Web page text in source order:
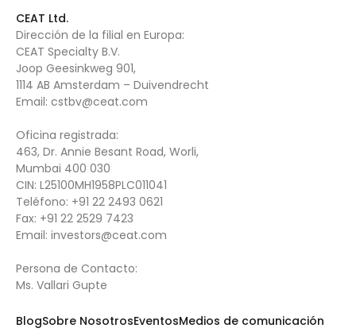
CEAT Ltd.
Dirección de la filial en Europa:
CEAT Specialty B.V.
Joop Geesinkweg 901,
1114 AB Amsterdam – Duivendrecht
Email: cstbv@ceat.com
Oficina registrada:
463, Dr. Annie Besant Road, Worli,
Mumbai 400 030
CIN: L25100MH1958PLC011041
Teléfono: +91 22 2493 0621
Fax: +91 22 2529 7423
Email: investors@ceat.com
Persona de Contacto:
Ms. Vallari Gupte
BlogSobre NosotrosEventosMedios de comunicación